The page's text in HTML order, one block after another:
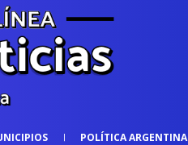
POLÍTICA ARGENTINA